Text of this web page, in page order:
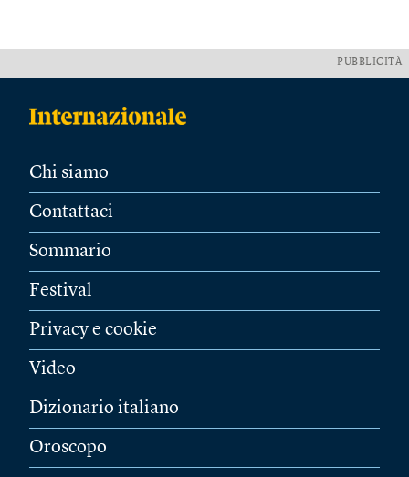
PUBBLICITÀ
Chi siamo
Contattaci
Sommario
Festival
Privacy e cookie
Video
Dizionario italiano
Oroscopo